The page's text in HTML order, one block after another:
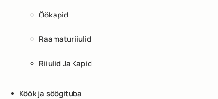
Öökapid
Raamaturiiulid
Riiulid Ja Kapid
Köök ja söögituba